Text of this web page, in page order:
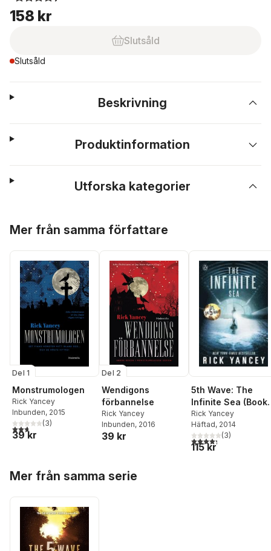
158 kr
Slutsåld
Slutsåld
Beskrivning
Produktinformation
Utforska kategorier
Mer från samma författare
Del 1
Monstrumologen
Rick Yancey
Inbunden, 2015
2,7utav 5 stjärnor. Totalt antal röster:
(3)
39 kr
Del 2
Wendigons
förbannelse
Rick Yancey
Inbunden, 2016
39 kr
5th Wave: The
Infinite Sea (Book
2)
Rick Yancey
Häftad, 2014
4,3utav 5 stjärnor.
(3)
115 kr
Mer från samma serie